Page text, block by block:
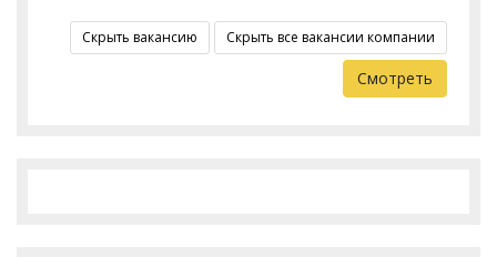
Скрыть вакансию Скрыть все вакансии компании
Смотреть